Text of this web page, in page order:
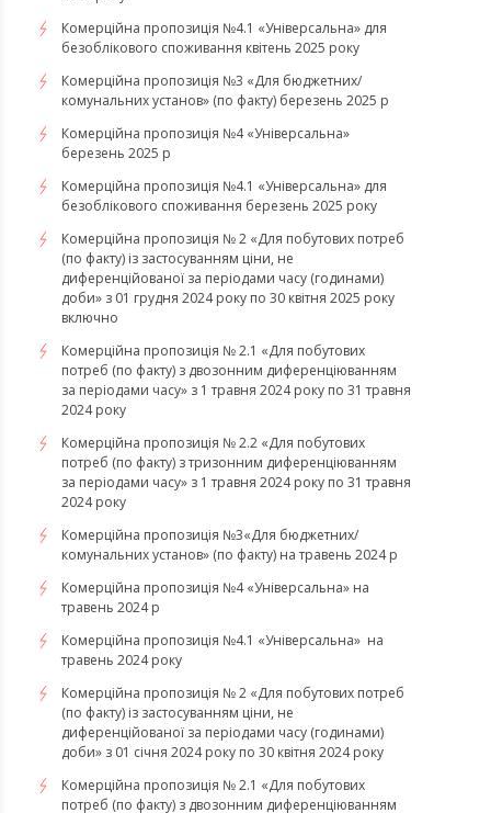
Комерційна пропозиція №4.1 «Універсальна» для
безоблікового споживання квітень 2025 року
Комерційна пропозиція №3 «Для бюджетних/
комунальних установ» (по факту) березень 2025 р
Комерційна пропозиція №4 «Універсальна»
березень 2025 р
Комерційна пропозиція №4.1 «Універсальна» для
безоблікового споживання березень 2025 року
Комерційна пропозиція № 2 «Для побутових потреб
(по факту) із застосуванням ціни, не
диференційованої за періодами часу (годинами)
доби» з 01 грудня 2024 року по 30 квітня 2025 року
включно
Комерційна пропозиція № 2.1 «Для побутових
потреб (по факту) з двозонним диференціюванням
за періодами часу» з 1 травня 2024 року по 31 травня
2024 року
Комерційна пропозиція № 2.2 «Для побутових
потреб (по факту) з тризонним диференціюванням
за періодами часу» з 1 травня 2024 року по 31 травня
2024 року
Комерційна пропозиція №3«Для бюджетних/
комунальних установ» (по факту) на травень 2024 р
Комерційна пропозиція №4 «Універсальна» на
травень 2024 р
Комерційна пропозиція №4.1 «Універсальна» на
травень 2024 року
Комерційна пропозиція № 2 «Для побутових потреб
(по факту) із застосуванням ціни, не
диференційованої за періодами часу (годинами)
доби» з 01 січня 2024 року по 30 квітня 2024 року
Комерційна пропозиція № 2.1 «Для побутових
потреб (по факту) з двозонним диференціюванням